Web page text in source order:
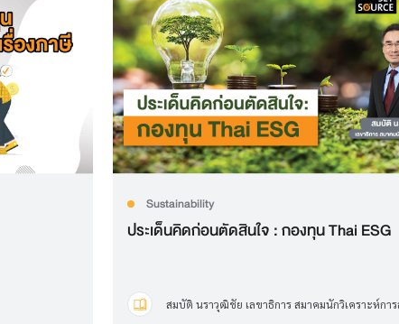
Sustainability
ประเด็นคิดก่อนตัดสินใจ : กองทุน Thai ESG
สมบัติ นราวุฒิชัย เลขาธิการ สมาคมนักวิเคราะห์กา